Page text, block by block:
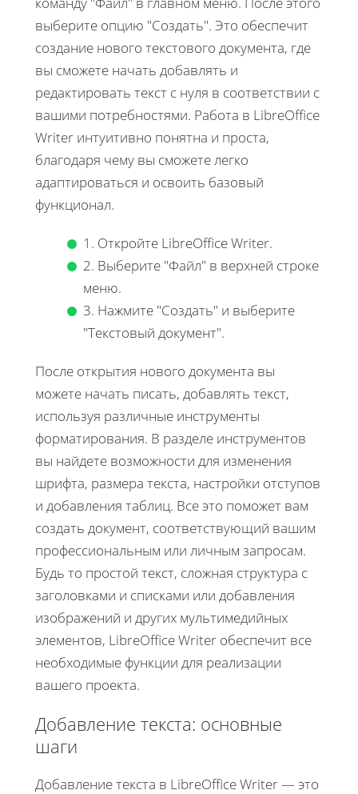
выберите опцию "Создать". Это обеспечит
создание нового текстового документа, где
вы сможете начать добавлять и
редактировать текст с нуля в соответствии с
вашими потребностями. Работа в LibreOffice
Writer интуитивно понятна и проста,
благодаря чему вы сможете легко
адаптироваться и освоить базовый
функционал.
1. Откройте LibreOffice Writer.
2. Выберите "Файл" в верхней строке
меню.
3. Нажмите "Создать" и выберите
"Текстовый документ".
После открытия нового документа вы
можете начать писать, добавлять текст,
используя различные инструменты
форматирования. В разделе инструментов
вы найдете возможности для изменения
шрифта, размера текста, настройки отступов
и добавления таблиц. Все это поможет вам
создать документ, соответствующий вашим
профессиональным или личным запросам.
Будь то простой текст, сложная структура с
заголовками и списками или добавления
изображений и других мультимедийных
элементов, LibreOffice Writer обеспечит все
необходимые функции для реализации
вашего проекта.
Добавление текста: основные
шаги
Добавление текста в LibreOffice Writer — это